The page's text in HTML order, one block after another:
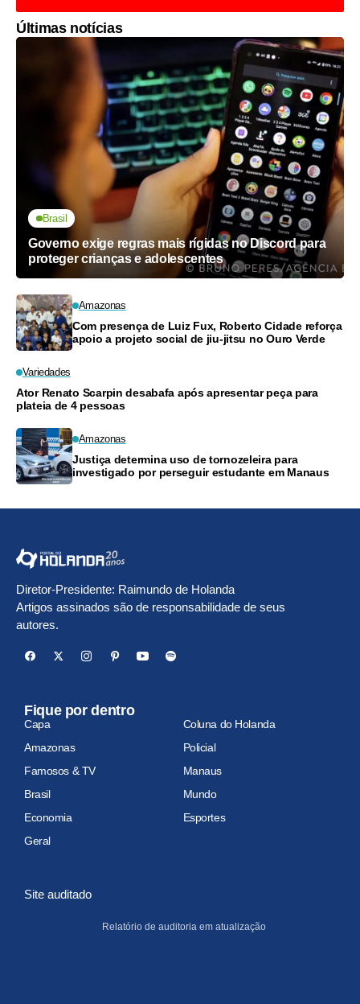
Últimas notícias
Brasil
Governo exige regras mais rígidas no Discord para
proteger crianças e adolescentes
Amazonas
Com presença de Luiz Fux, Roberto Cidade reforça
apoio a projeto social de jiu-jitsu no Ouro Verde
Variedades
Ator Renato Scarpin desabafa após apresentar peça para
plateia de 4 pessoas
Amazonas
Justiça determina uso de tornozeleira para
investigado por perseguir estudante em Manaus
Diretor-Presidente: Raimundo de Holanda
Artigos assinados são de responsabilidade de seus
autores.
Fique por dentro
Capa
Coluna do Holanda
Amazonas
Policial
Famosos & TV
Manaus
Brasil
Mundo
Economia
Esportes
Geral
Site auditado
Relatório de auditoria em atualização